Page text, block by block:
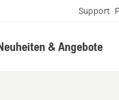
Support
& Angebote